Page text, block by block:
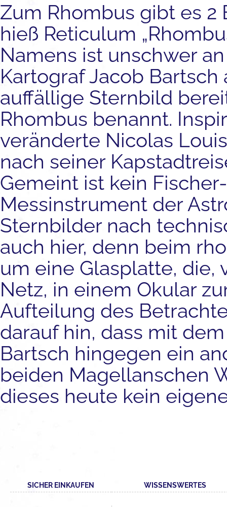
Zum Rhombus gibt es 2
hieß Reticulum
Namens ist unschwer
Kartograf Jacob
auffällige Sternbild
Rhombus benannt.
veränderte Nicolas
nach seiner
Gemeint ist kein
Messinstrument der
Sternbilder nach
auch hier, denn beim
um eine Glasplatte,
Netz, in einem Okular
Aufteilung des
darauf hin, dass mit
Bartsch hingegen ein
beiden Magellanschen
dieses heute kein
SICHER EINKAUFEN WISSENSWERTES